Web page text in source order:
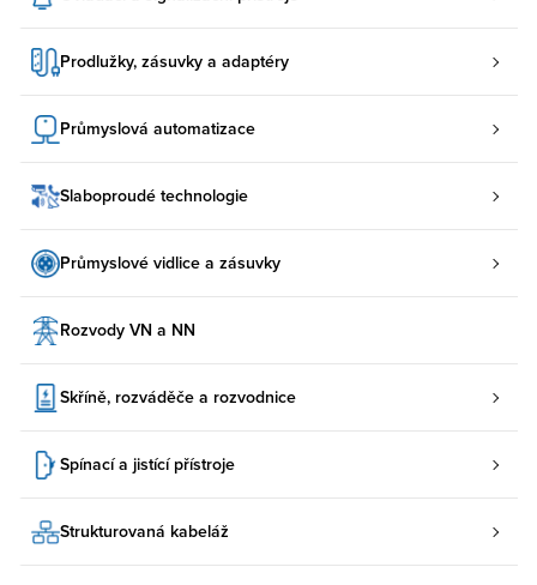
Prodlužky, zásuvky a adaptéry
Průmyslová automatizace
Slaboproudé technologie
Průmyslové vidlice a zásuvky
Rozvody VN a NN
Skříně, rozváděče a rozvodnice
Spínací a jistící přístroje
Strukturovaná kabeláž